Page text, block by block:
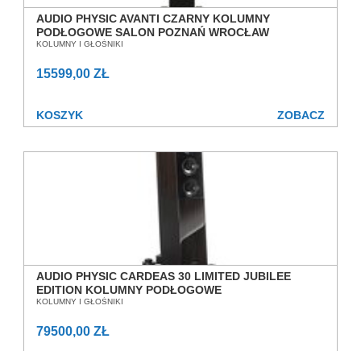
AUDIO PHYSIC AVANTI CZARNY KOLUMNY
PODŁOGOWE SALON POZNAŃ WROCŁAW
KOLUMNY I GŁOŚNIKI
15599,00 ZŁ
KOSZYK ZOBACZ
AUDIO PHYSIC CARDEAS 30 LIMITED JUBILEE
EDITION KOLUMNY PODŁOGOWE
KOLUMNY I GŁOŚNIKI
79500,00 ZŁ